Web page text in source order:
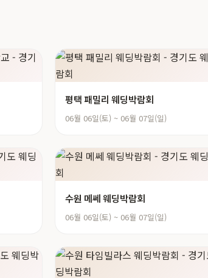
평택 패밀리 웨딩박람회
06월 06일(토) ~ 06월 07일(일)
수원 메쎄 웨딩박람회
06월 06일(토) ~ 06월 07일(일)